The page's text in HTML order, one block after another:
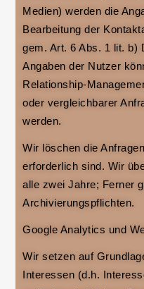
Medien) werden die
Bearbeitung der
gem. Art. 6 Abs. 1 lit. b)
Angaben der Nutzer
Relationship-
oder vergleichbarer
werden.
Wir löschen die
erforderlich sind. Wir
alle zwei Jahre; Ferner
Archivierungspflichten.
Google Analytics und
Wir setzen auf
Interessen (d.h.